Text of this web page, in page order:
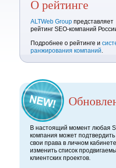
О рейтинге
ALTWeb Group представляет
рейтинг SEO-компаний
Подробнее о рейтинге и
ранжирования компаний.
В настоящий момент любая
компания может подтвердить
свои права в личном
изменить список
клиентских проектов.